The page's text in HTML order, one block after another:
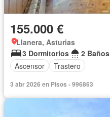
155.000 €
Llanera, Asturias
3 Dormitorios
2 Baños
Ascensor
Trastero
3 abr 2026 en Pisos - 996863